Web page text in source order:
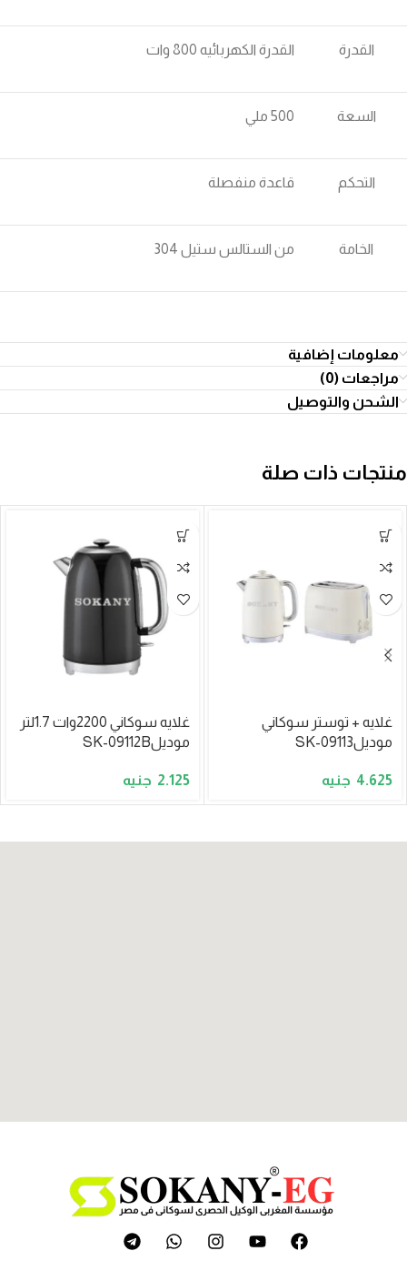
القدرة القدرة الكهربائيه 800 وات
السعة 500 ملي
التحكم قاعدة منفصلة
الخامة من الستالس ستيل 304
معلومات إضافية
مراجعات (0)
الشحن والتوصيل
منتجات ذات صلة
غلايه + توستر سوكاني
موديلSK-09113
4.625
غلايه سوكاني 2200وات 1.7لتر
موديلSK-09112B
2.125